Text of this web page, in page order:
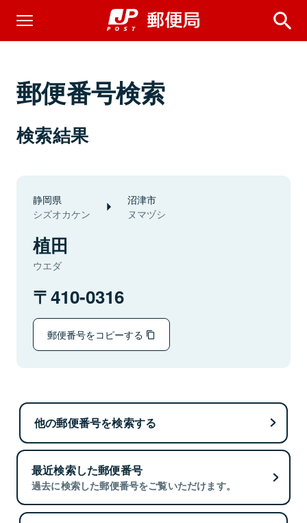
郵便番号検索
検索結果
静岡県
シズオカケン
沼津市
ヌマヅシ
植田
ウエダ
410-0316
郵便番号をコピーする
他の郵便番号を検索する
最近検索した郵便番号
過去に検索した郵便番号をご覧いただけます。